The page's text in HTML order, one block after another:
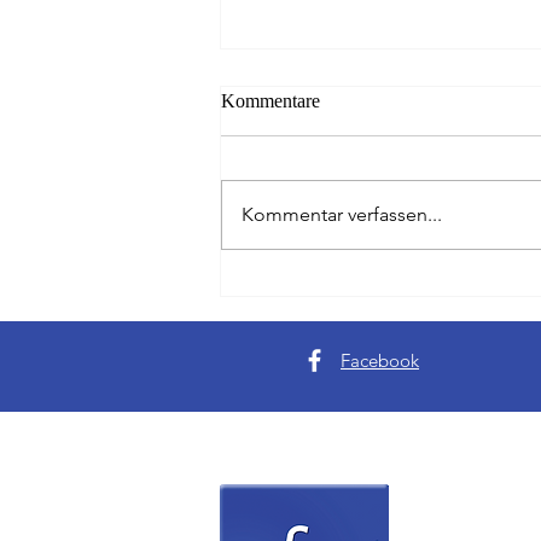
Kommentare
Kommentar verfassen...
Facebook